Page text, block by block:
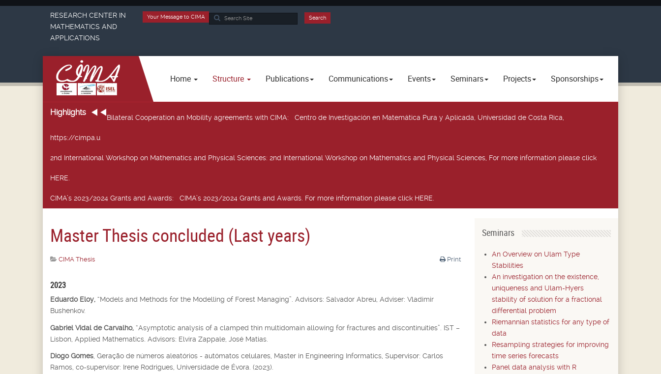
Search
Search
Your Message to CIMA
RESEARCH CENTER IN
MATHEMATICS AND
APPLICATIONS
Home Structure Publications Communications Events Seminars Projects Sponsorships
Highlights
Bilateral Cooperation an Mobility agreements with CIMA: Centro de Investigación en Matemática Pura y Aplicada, Universidad de Costa Rica,
https://cimpa.u
2nd International Workshop on Mathematics and Physical Sciences: 2nd International Workshop on Mathematics and Physical Sciences, For more information please click
HERE.
CIMA’s 2023/2024 Grants and Awards: CIMA’s 2023/2024 Grants and Awards. For more information please click HERE.
Master Thesis concluded (Last years)
Print
CIMA Thesis
2023
Eduardo Eloy, “Models and Methods for the Modelling of Forest Managing”. Advisors: Salvador Abreu, Adviser: Vladimir
Bushenkov.
Gabriel Vidal de Carvalho, “Asymptotic analysis of a clamped thin multidomain allowing for fractures and discontinuities”. IST –
Lisbon, Applied Mathematics. Advisors: Elvira Zappale, José Matias.
Diogo Gomes , Geração de números aleatórios - autómatos celulares, Master in Engineering Informatics, Supervisor: Carlos
Ramos, co-supervisor: Irene Rodrigues, Universidade de Évora. (2023).
Seminars
An Overview on Ulam Type
Stabilities
An investigation on the existence,
uniqueness and Ulam-Hyers
stability of solution for a fractional
differential problem
Riemannian statistics for any type of
data
Resampling strategies for improving
time series forecasts
Panel data analysis with R